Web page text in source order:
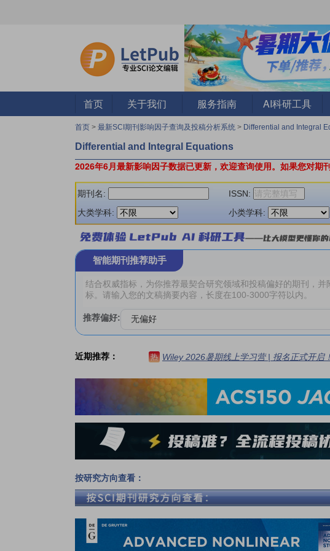
首页 关于我们 服务指南 AI科研工具
首页 > 最新SCI期刊影响因子查询及投稿分析系统 > Differential and Integral
Differential and Integral Equations
2026年6月最新影响因子数据已更新，欢迎查询使用。 如果您对期
期刊名: ISSN:
大类学科:
小类学科:
智能期刊推荐助手
推荐偏好:
近期推荐： 热 Wiley 2026暑期线上学习营 | 报名正式开启！
按研究方向查看：